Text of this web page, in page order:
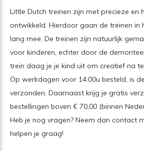
Little Dutch treinen zijn met precieze en
ontwikkeld. Hierdoor gaan de treinen in
lang mee. De treinen zijn natuurlijk
voor kinderen, echter door de
trein daag je je kind uit om creatief na
Op werkdagen voor 14:00u besteld, is
verzonden. Daarnaast krijg je gratis
bestellingen boven € 70,00 (binnen
Heb je nog vragen? Neem dan contact
helpen je graag!